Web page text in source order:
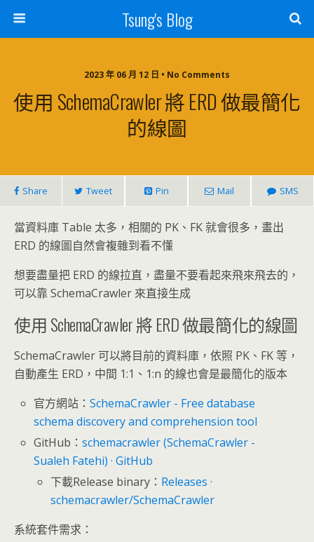
Tsung's Blog
2023 年 06 月 12 日 • No Comments
使用 SchemaCrawler 將 ERD 做最簡化
的線圖
Share Tweet Pin Mail SMS
當資料庫 Table 太多，相關的 PK、FK 就會很多，畫出
ERD 的線圖自然會複雜到看不懂
想要盡量把 ERD 的線拉直，盡量不要看起來飛來飛去的，
可以靠 SchemaCrawler 來直接生成
使用 SchemaCrawler 將 ERD 做最簡化的線圖
SchemaCrawler 可以將目前的資料庫，依照 PK、FK 等，
自動產生 ERD，中間 1:1、1:n 的線也會是最簡化的版本
官方網站：SchemaCrawler - Free database
schema discovery and comprehension tool
GitHub：schemacrawler (SchemaCrawler -
Sualeh Fatehi) · GitHub
下載Release binary： Releases ·
schemacrawler/SchemaCrawler
系統套件需求：